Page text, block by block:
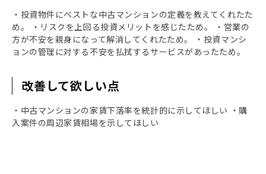
・投資物件にベストな中古マンションの定義を教えてくれたた
め。 ・リスクを上回る投資メリットを感じたため。 ・営業の
方が不安を親身になって解消してくれたため。 ・投資マンシ
ョンの管理に対する不安を払拭するサービスがあったため。
改善して欲しい点
・中古マンションの家賃下落率を統計的に示してほしい ・購
入案件の周辺家賃相場を示してほしい